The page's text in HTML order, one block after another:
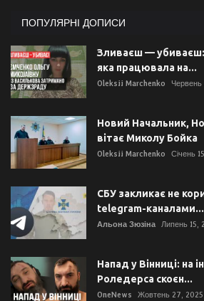
ПОПУЛЯРНІ ДОПИСИ
Зливаєш — убиваєш:
яка працювала на...
Oleksii Marchenko Червень
Новий Начальник,
вітає Миколу Бойка
Oleksii Marchenko Січень
СБУ закликає не
telegram-каналами...
Альона Зюзіна Липень 15,
Напад у Вінниці: на
Роледерса скоєн...
OneNews Жовтень 27, 2025